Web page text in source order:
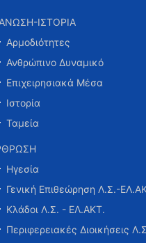
ΙΣΤΟΡΙΑ
Αρμοδιότητες
Ανθρώπινο Δυναμικό
Επιχειρησιακά Μέσα
Ιστορία
Ταμεία
Ηγεσία
Γενική Επιθεώρηση Λ.Σ.-
Κλάδοι Λ.Σ. - ΕΛ.ΑΚΤ.
Περιφερειακές Διοικήσεις